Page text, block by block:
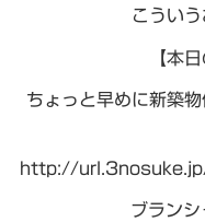
こういう
【本
ちょっと早めに新築
http://
ブランシ